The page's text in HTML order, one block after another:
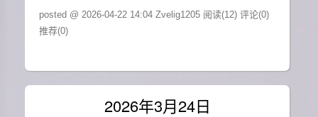
posted @ 2026-04-22 14:04 Zvelig1205 阅读(12) 评论(0)
推荐(0)
2026年3月24日